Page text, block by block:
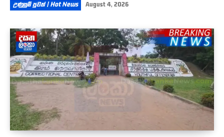
උණුසුම් පුවත් | Hot News August 4, 2026